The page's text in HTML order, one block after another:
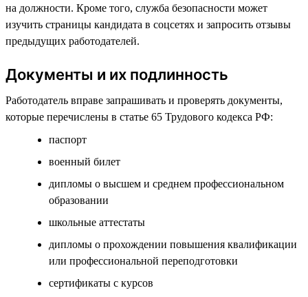
на должности. Кроме того, служба безопасности может
изучить страницы кандидата в соцсетях и запросить отзывы
предыдущих работодателей.
Документы и их подлинность
Работодатель вправе запрашивать и проверять документы,
которые перечислены в статье 65 Трудового кодекса РФ:
паспорт
военный билет
дипломы о высшем и среднем профессиональном
образовании
школьные аттестаты
дипломы о прохождении повышения квалификации
или профессиональной переподготовки
сертификаты с курсов